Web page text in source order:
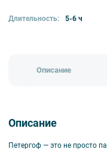
Длительность: 5-6 ч
Описание
Описание
Петергоф — это не просто